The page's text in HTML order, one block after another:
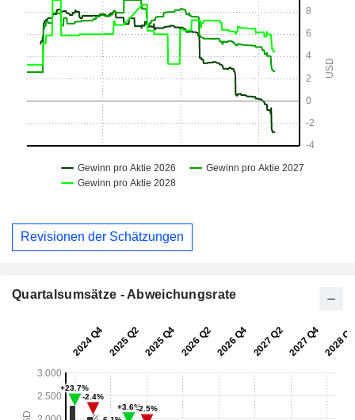
Revisionen der Schätzungen
Quartalsumsätze - Abweichungsrate